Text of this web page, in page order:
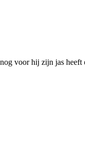
voor hij zijn jas